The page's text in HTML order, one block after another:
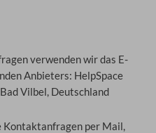
verwenden wir das E-
Anbieters: HelpSpace
Vilbel, Deutschland
Kontaktanfragen per Mail,